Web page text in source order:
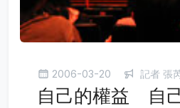
2006-03-20 記者 張
自己的權益 自